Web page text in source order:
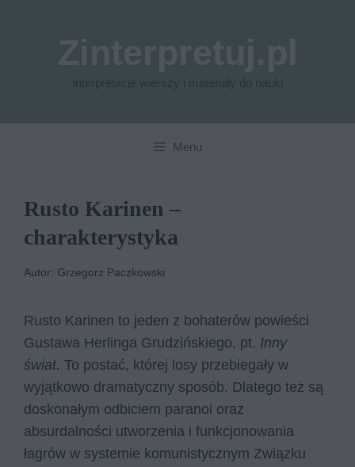
Menu
Rusto Karinen –
charakterystyka
Autor: Grzegorz Paczkowski
Rusto Karinen to jeden z bohaterów powieści
Gustawa Herlinga Grudzińskiego, pt. Inny
świat. To postać, której losy przebiegały w
wyjątkowo dramatyczny sposób. Dlatego też są
doskonałym odbiciem paranoi oraz
absurdalności utworzenia i funkcjonowania
łagrów w systemie komunistycznym Związku